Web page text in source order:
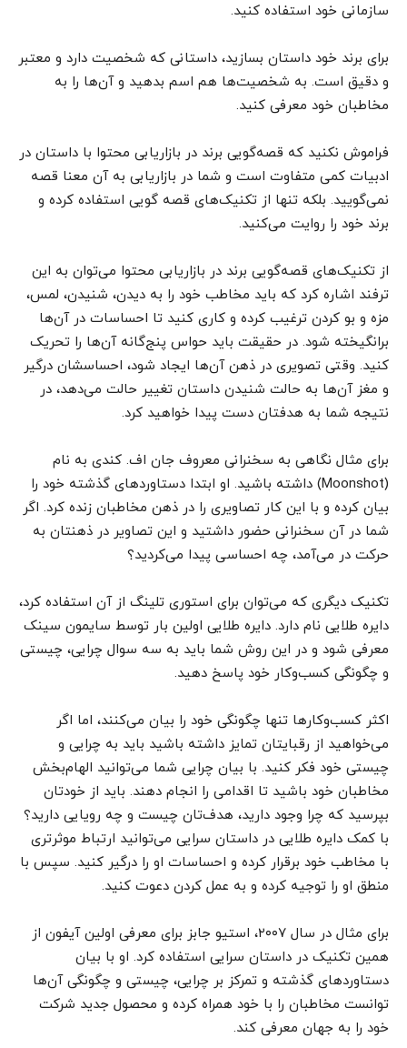
سازمانی خود استفاده کنید.
برای برند خود داستان بسازید، داستانی که شخصیت دارد و معتبر
و دقیق است. به شخصیت‌ها هم اسم بدهید و آن‌ها را به
مخاطبان خود معرفی کنید.
فراموش نکنید که قصه‌گویی برند در بازاریابی محتوا با داستان در
ادبیات کمی متفاوت است و شما در بازاریابی به آن معنا قصه
نمی‌گویید. بلکه تنها از تکنیک‌های قصه گویی استفاده کرده و
برند خود را روایت می‌کنید.
از تکنیک‌های قصه‌گویی برند در بازاریابی محتوا می‌توان به این
ترفند اشاره کرد که باید مخاطب خود را به دیدن، شنیدن، لمس،
مزه و بو کردن ترغیب کرده و کاری کنید تا احساسات در آن‌ها
برانگیخته شود. در حقیقت باید حواس پنج‌گانه آن‌ها را تحریک
کنید. وقتی تصویری در ذهن آن‌ها ایجاد شود، احساسشان درگیر
و مغز آن‌ها به حالت شنیدن داستان تغییر حالت می‌دهد،‌ در
نتیجه شما به هدفتان دست پیدا خواهید کرد.
برای مثال نگاهی به سخنرانی معروف جان اف. کندی به نام
(Moonshot) داشته باشید. او ابتدا دستاوردهای گذشته خود را
بیان کرده و با این کار تصاویری را در ذهن مخاطبان زنده کرد. اگر
شما در آن سخنرانی حضور داشتید و این تصاویر در ذهنتان به
حرکت در می‌آمد، چه احساسی پیدا می‌کردید؟
تکنیک دیگری که می‌توان برای استوری تلینگ از آن استفاده کرد،
دایره طلایی نام دارد. دایره طلایی اولین بار توسط سایمون سینک
معرفی شود و در این روش شما باید به سه سوال چرایی،‌ چیستی
و چگونگی کسب‌وکار خود پاسخ دهید.
اکثر کسب‌وکارها تنها چگونگی خود را بیان می‌کنند، اما اگر
می‌خواهید از رقبایتان تمایز داشته باشید باید به چرایی و
چیستی خود فکر کنید. با بیان چرایی شما می‌توانید الهام‌بخش
مخاطبان خود باشید تا اقدامی را انجام دهند. باید از خودتان
بپرسید که چرا وجود دارید، هدف‌تان چیست و چه رویایی دارید؟
با کمک دایره طلایی در داستان سرایی می‌توانید ارتباط موثرتری
با مخاطب خود برقرار کرده و احساسات او را درگیر کنید. سپس با
منطق او را توجیه کرده و به عمل کردن دعوت کنید.
برای مثال در سال ۲۰۰۷،‌ استیو جابز برای معرفی اولین آیفون از
همین تکنیک در داستان سرایی استفاده کرد. او با بیان
دستاوردهای گذشته و تمرکز بر چرایی، چیستی و چگونگی آن‌ها
توانست مخاطبان را با خود همراه کرده و محصول جدید شرکت
خود را به جهان معرفی کند.